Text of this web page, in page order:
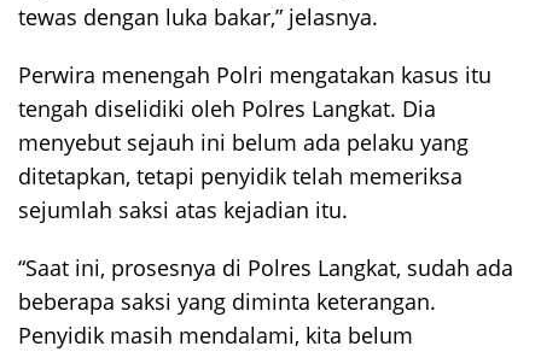
tewas dengan luka bakar,” jelasnya.
Perwira menengah Polri mengatakan kasus itu
tengah diselidiki oleh Polres Langkat. Dia
menyebut sejauh ini belum ada pelaku yang
ditetapkan, tetapi penyidik telah memeriksa
sejumlah saksi atas kejadian itu.
“Saat ini, prosesnya di Polres Langkat, sudah ada
beberapa saksi yang diminta keterangan.
Penyidik masih mendalami, kita belum